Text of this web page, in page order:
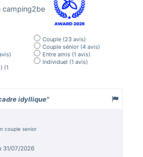
camping2be
(1
Couple (23 avis)
Couple sénior (4 avis)
Entre amis (1 avis)
Individuel (1 avis)
idyllique"
couple senior
31/07/2026